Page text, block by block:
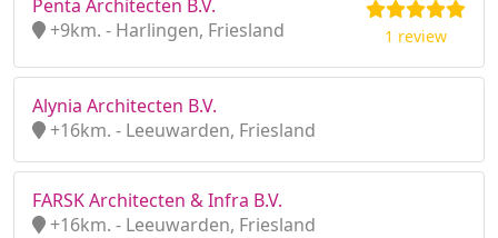
Penta Architecten B.V.
+9km. - Harlingen, Friesland
1 review
Alynia Architecten B.V.
+16km. - Leeuwarden, Friesland
FARSK Architecten & Infra B.V.
+16km. - Leeuwarden, Friesland